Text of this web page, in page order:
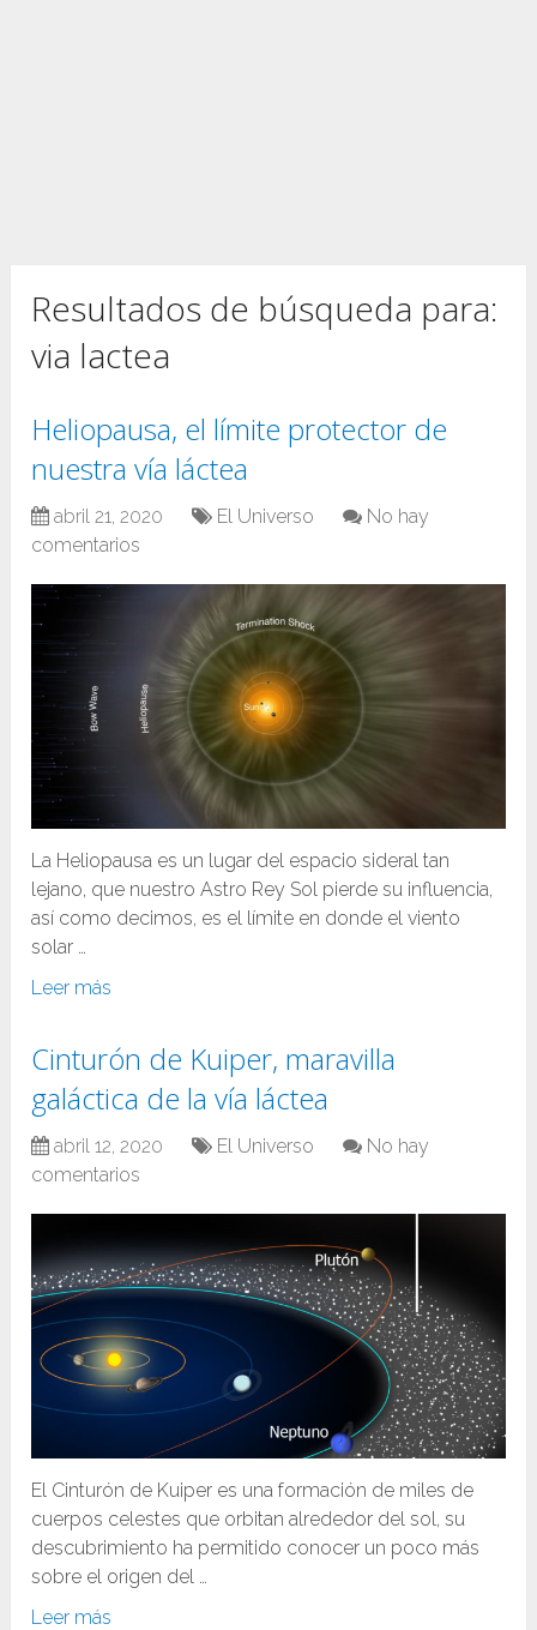
Resultados de búsqueda para:
via lactea
Heliopausa, el límite protector de
nuestra vía láctea
abril 21, 2020 El Universo
No hay
comentarios
La Heliopausa es un lugar del espacio sideral tan
lejano, que nuestro Astro Rey Sol pierde su influencia,
así como decimos, es el límite en donde el viento
solar …
Leer más
Cinturón de Kuiper, maravilla
galáctica de la vía láctea
abril 12, 2020 El Universo
No hay
comentarios
El Cinturón de Kuiper es una formación de miles de
cuerpos celestes que orbitan alrededor del sol, su
descubrimiento ha permitido conocer un poco más
sobre el origen del …
Leer más